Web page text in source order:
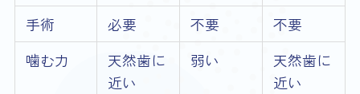
手術
必要 不要
不要
噛む力
天然歯に
近い
弱い
天然歯に
近い